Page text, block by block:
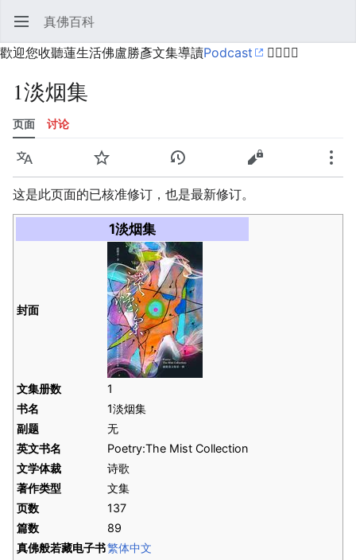
打开主菜单 真佛百科
歡迎您收聽蓮生活佛盧勝彥文集導讀Podcast 🙋‍♂️🙋‍♀️
1淡烟集
页面 讨论
语言 监视 历史
这是此页面的已核准修订，也是最新修订。
1淡烟集
封面
文集册数
1
书名
1淡烟集
副题
无
英文书名
Poetry:The Mist Collection
文学体裁
诗歌
著作类型
文集
页数
137
篇数
89
真佛般若藏电子书繁体中文